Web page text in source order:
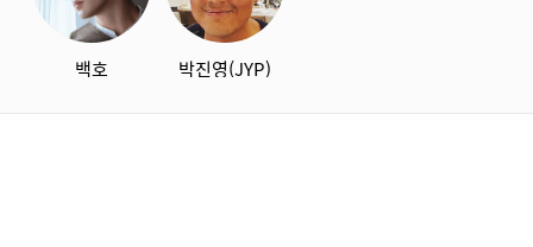
백호 박진영(JYP)